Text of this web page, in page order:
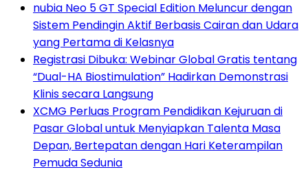
nubia Neo 5 GT Special Edition Meluncur dengan
Sistem Pendingin Aktif Berbasis Cairan dan Udara
yang Pertama di Kelasnya
Registrasi Dibuka: Webinar Global Gratis tentang
“Dual-HA Biostimulation” Hadirkan Demonstrasi
Klinis secara Langsung
XCMG Perluas Program Pendidikan Kejuruan di
Pasar Global untuk Menyiapkan Talenta Masa
Depan, Bertepatan dengan Hari Keterampilan
Pemuda Sedunia